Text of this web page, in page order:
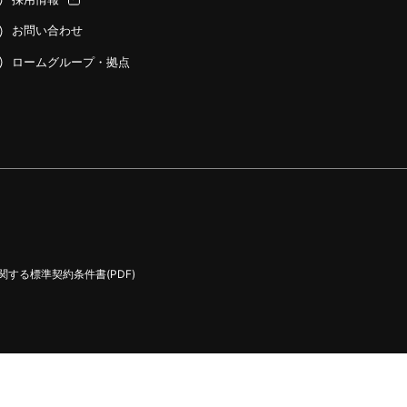
お問い合わせ
ロームグループ・拠点
する標準契約条件書(PDF)